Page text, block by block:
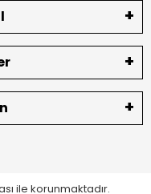
ile korunmaktadır.